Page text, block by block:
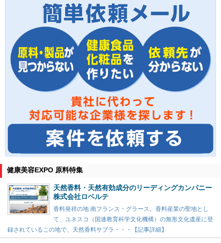
健康美容EXPO 原料特集
天然香料・天然有効成分のリーディングカンパニー
株式会社ロベルテ
香料発祥の地 南フランス・グラース。香料産業の聖地とし
て、ユネスコ（国連教育科学文化機構）の無形文化遺産に登
録されているこの地で、天然香料サプラ・・・【記事詳細】